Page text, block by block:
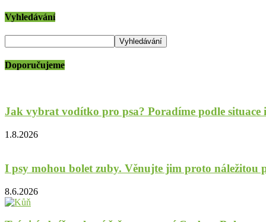
Vyhledávání
Doporučujeme
Jak vybrat vodítko pro psa? Poradíme podle situace
1.8.2026
I psy mohou bolet zuby. Věnujte jim proto náležitou
8.6.2026